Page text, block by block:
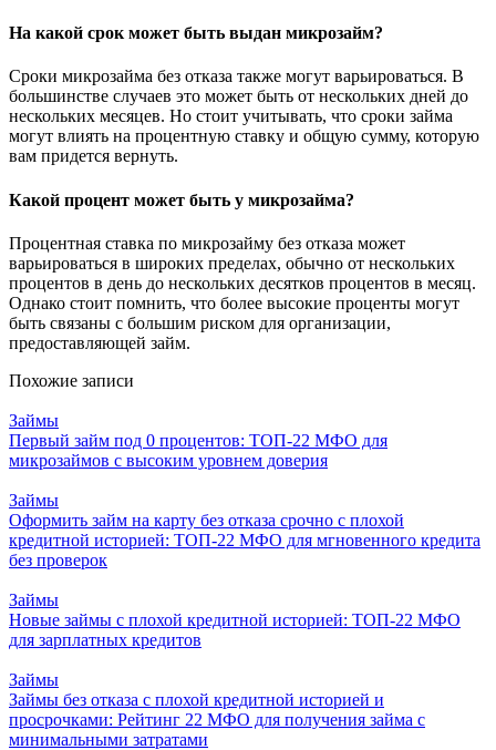
На какой срок может быть выдан микрозайм?
Сроки микрозайма без отказа также могут варьироваться. В
большинстве случаев это может быть от нескольких дней до
нескольких месяцев. Но стоит учитывать, что сроки займа
могут влиять на процентную ставку и общую сумму, которую
вам придется вернуть.
Какой процент может быть у микрозайма?
Процентная ставка по микрозайму без отказа может
варьироваться в широких пределах, обычно от нескольких
процентов в день до нескольких десятков процентов в месяц.
Однако стоит помнить, что более высокие проценты могут
быть связаны с большим риском для организации,
предоставляющей займ.
Похожие записи
Займы
Первый займ под 0 процентов: ТОП-22 МФО для
микрозаймов с высоким уровнем доверия
Займы
Оформить займ на карту без отказа срочно с плохой
кредитной историей: ТОП-22 МФО для мгновенного кредита
без проверок
Займы
Новые займы с плохой кредитной историей: ТОП-22 МФО
для зарплатных кредитов
Займы
Займы без отказа с плохой кредитной историей и
просрочками: Рейтинг 22 МФО для получения займа с
минимальными затратами